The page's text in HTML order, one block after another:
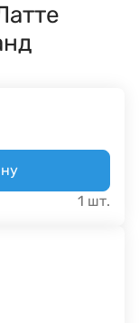
1 шт.